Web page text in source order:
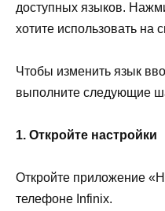
доступных языков.
хотите использовать на
Чтобы изменить язык
выполните следующие
1. Откройте настройки
Откройте приложение
телефоне Infinix.